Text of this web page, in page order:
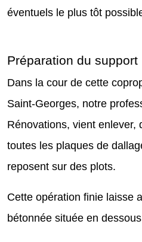
éventuels le plus tôt
Préparation du support
Dans la cour de cette
Saint-Georges, notre
Rénovations, vient enlever,
toutes les plaques de
reposent sur des plots.
Cette opération finie laisse
bétonnée située en